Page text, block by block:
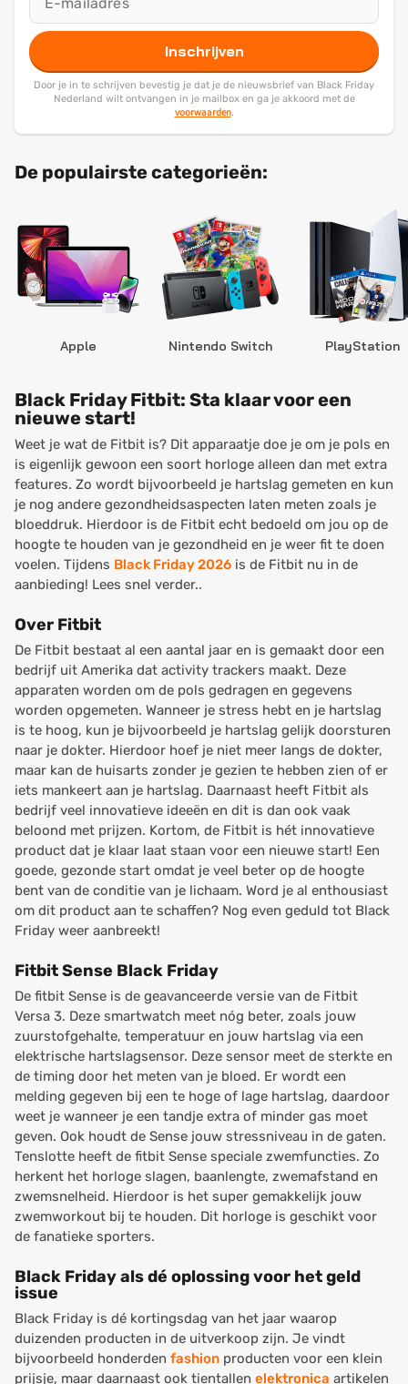
Inschrijven
Door je in te schrijven bevestig je dat je de nieuwsbrief van Black Friday
Nederland wilt ontvangen in je mailbox en ga je akkoord met de
voorwaarden.
De populairste categorieën:
Apple Nintendo Switch PlayStation
Black Friday Fitbit: Sta klaar voor een
nieuwe start!
Weet je wat de Fitbit is? Dit apparaatje doe je om je pols en
is eigenlijk gewoon een soort horloge alleen dan met extra
features. Zo wordt bijvoorbeeld je hartslag gemeten en kun
je nog andere gezondheidsaspecten laten meten zoals je
bloeddruk. Hierdoor is de Fitbit echt bedoeld om jou op de
hoogte te houden van je gezondheid en je weer fit te doen
voelen. Tijdens Black Friday 2026 is de Fitbit nu in de
aanbieding! Lees snel verder..
Over Fitbit
De Fitbit bestaat al een aantal jaar en is gemaakt door een
bedrijf uit Amerika dat activity trackers maakt. Deze
apparaten worden om de pols gedragen en gegevens
worden opgemeten. Wanneer je stress hebt en je hartslag
is te hoog, kun je bijvoorbeeld je hartslag gelijk doorsturen
naar je dokter. Hierdoor hoef je niet meer langs de dokter,
maar kan de huisarts zonder je gezien te hebben zien of er
iets mankeert aan je hartslag. Daarnaast heeft Fitbit als
bedrijf veel innovatieve ideeën en dit is dan ook vaak
beloond met prijzen. Kortom, de Fitbit is hét innovatieve
product dat je klaar laat staan voor een nieuwe start! Een
goede, gezonde start omdat je veel beter op de hoogte
bent van de conditie van je lichaam. Word je al enthousiast
om dit product aan te schaffen? Nog even geduld tot Black
Friday weer aanbreekt!
Fitbit Sense Black Friday
De fitbit Sense is de geavanceerde versie van de Fitbit
Versa 3. Deze smartwatch meet nóg beter, zoals jouw
zuurstofgehalte, temperatuur en jouw hartslag via een
elektrische hartslagsensor. Deze sensor meet de sterkte en
de timing door het meten van je bloed. Er wordt een
melding gegeven bij een te hoge of lage hartslag, daardoor
weet je wanneer je een tandje extra of minder gas moet
geven. Ook houdt de Sense jouw stressniveau in de gaten.
Tenslotte heeft de fitbit Sense speciale zwemfuncties. Zo
herkent het horloge slagen, baanlengte, zwemafstand en
zwemsnelheid. Hierdoor is het super gemakkelijk jouw
zwemworkout bij te houden. Dit horloge is geschikt voor
de fanatieke sporters.
Black Friday als dé oplossing voor het geld
issue
Black Friday is dé kortingsdag van het jaar waarop
duizenden producten in de uitverkoop zijn. Je vindt
bijvoorbeeld honderden fashion producten voor een klein
prijsje, maar daarnaast ook tientallen elektronica artikelen